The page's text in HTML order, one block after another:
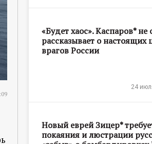
«Будет хаос». Каспаров* не
рассказывает о настоящих
врагов России
24
Новый еврей Зицер*
покаяния и люстрации